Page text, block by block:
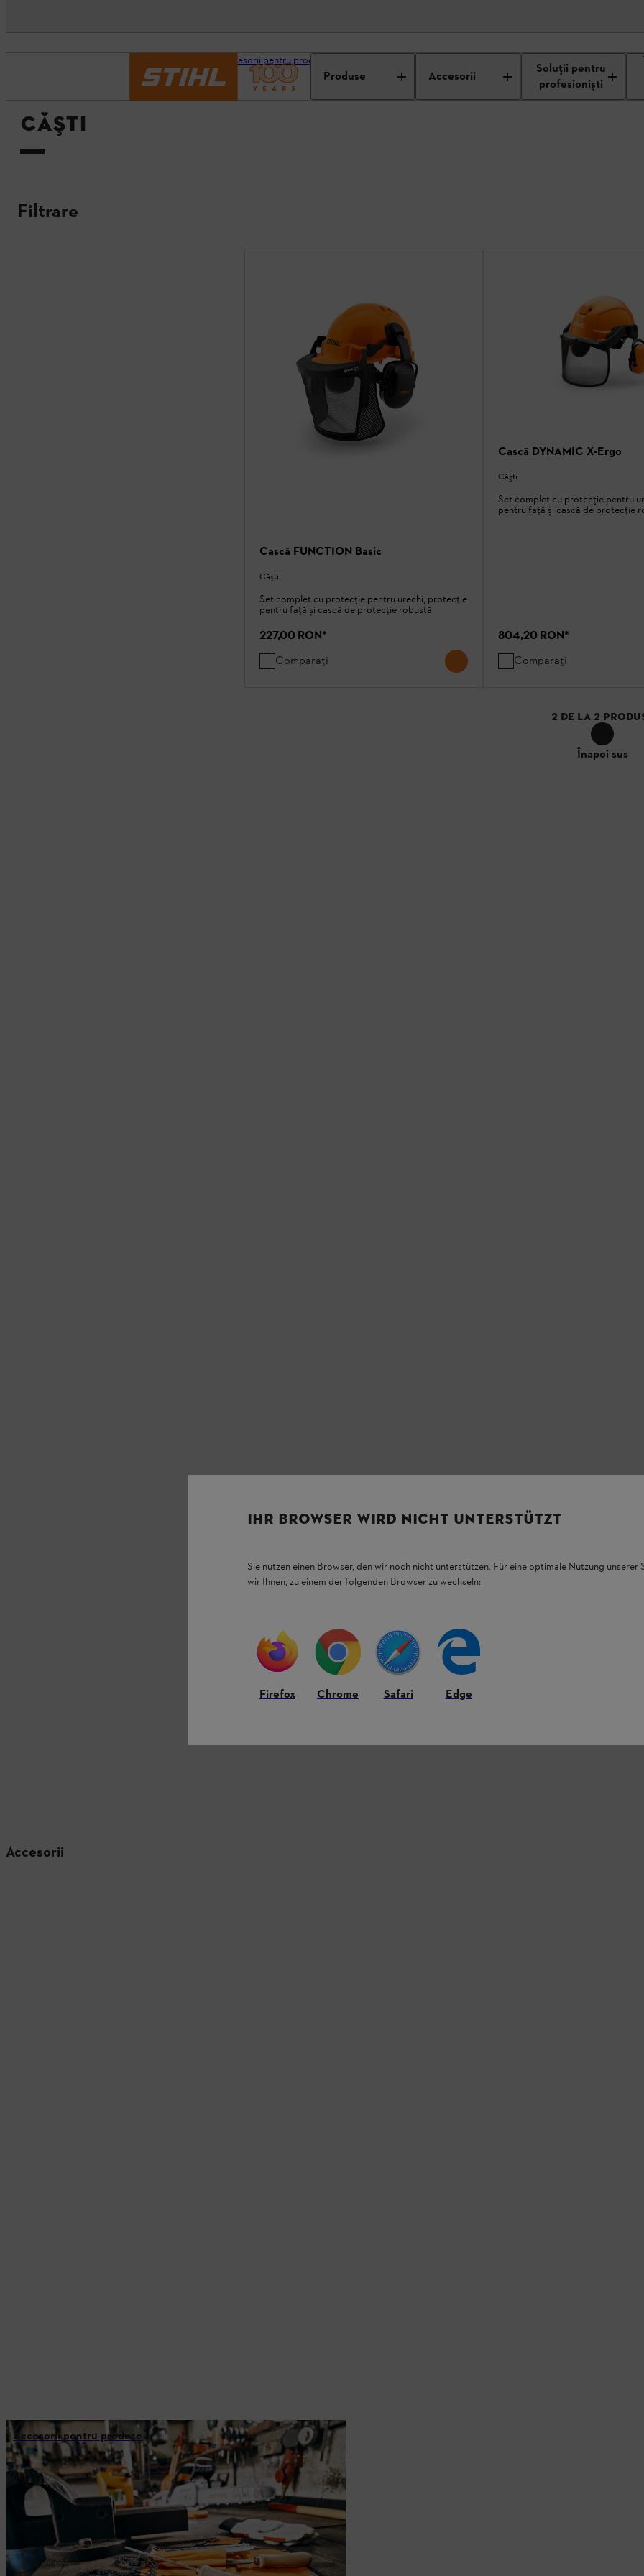
Produse Accesorii
Soluții pentru
profesioniști
Accesorii pentru produse
CĂŞTI
Filtrare
Cască FUNCTION Basic
Căşti
Set complet cu protecție pentru urechi, protecție
pentru față și cască de protecție robustă
227,00 RON*
Comparați
Cască DYNAMIC X-Ergo
Căşti
Set complet cu protecție pentru
pentru față și cască de protecție
804,20 RON*
Comparați
2 DE LA 2
Înapoi sus
Accesorii
Accesorii pentru produse
IHR BROWSER WIRD NICHT UNTERSTÜTZT
Sie nutzen einen Browser, den wir noch nicht unterstützen. Für eine optimale Nutzung unserer
wir Ihnen, zu einem der folgenden Browser zu wechseln:
Firefox Chrome Safari Edge